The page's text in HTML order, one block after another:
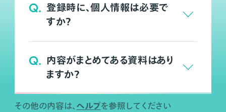
Q. 登録時に、個人情報は必要で
すか？
Q. 内容がまとめてある資料はあり
ますか？
その他の内容は、 ヘルプを参照してください